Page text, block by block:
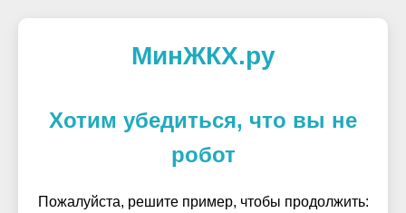
МинЖКХ.ру
Хотим убедиться, что вы не
робот
Пожалуйста, решите пример, чтобы продолжить: